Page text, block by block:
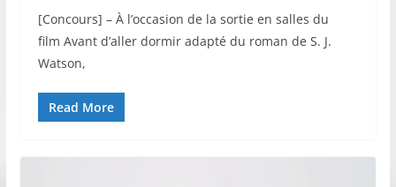
[Concours] – À l’occasion de la sortie en salles du
film Avant d’aller dormir adapté du roman de S. J.
Watson,
Read More